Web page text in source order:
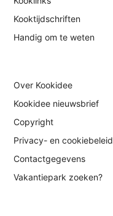
Kooktijdschriften
Handig om te weten
Over Kookidee
Kookidee nieuwsbrief
Copyright
Privacy- en cookiebeleid
Contactgegevens
Vakantiepark zoeken?